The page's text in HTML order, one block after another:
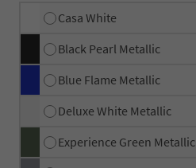
Casa White
Black Pearl Metallic
Blue Flame Metallic
Deluxe White Metallic
Experience Green Metallic